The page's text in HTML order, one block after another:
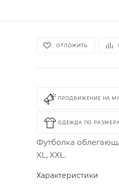
ОТЛОЖИТЬ
ПРОДВИЖЕНИЕ НА
ОДЕЖДА ПО
Футболка
XL, XXL.
Характеристики